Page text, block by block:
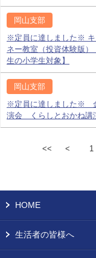
岡山支部
※定員に達しました※ キ
ネー教室（投資体験版）
生の小学生対象】
岡山支部
※定員に達しました※
演会 くらしとおかね講
<< < 1
HOME
生活者の皆様へ